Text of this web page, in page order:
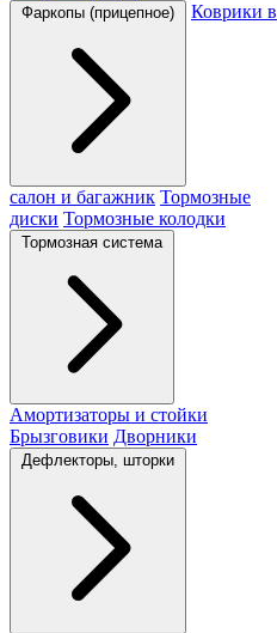
Фаркопы (прицепное) Коврики в
салон и багажник Тормозные
диски Тормозные колодки
Тормозная система
Амортизаторы и стойки
Брызговики Дворники
Дефлекторы, шторки